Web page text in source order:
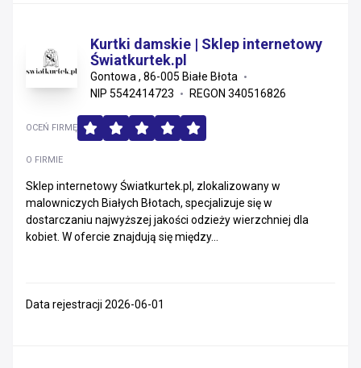
Opolskie
Podlaskie
Lubelskie
Kurtki damskie | Sklep internetowy
Światkurtek.pl
Gontowa , 86-005 Białe Błota
NIP 5542414723
REGON 340516826
O FIRMIE
Sklep internetowy Światkurtek.pl, zlokalizowany w
malowniczych Białych Błotach, specjalizuje się w
dostarczaniu najwyższej jakości odzieży wierzchniej dla
kobiet. W ofercie znajdują się między...
OCEŃ FIRMĘ
Data rejestracji 2026-06-01